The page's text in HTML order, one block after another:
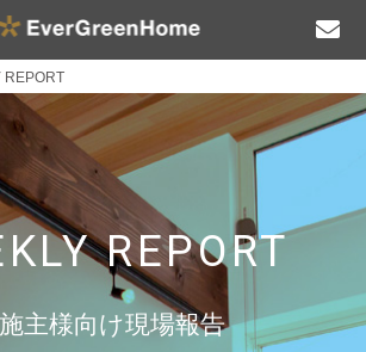
REPORT
REPORT
主様向け現場報告